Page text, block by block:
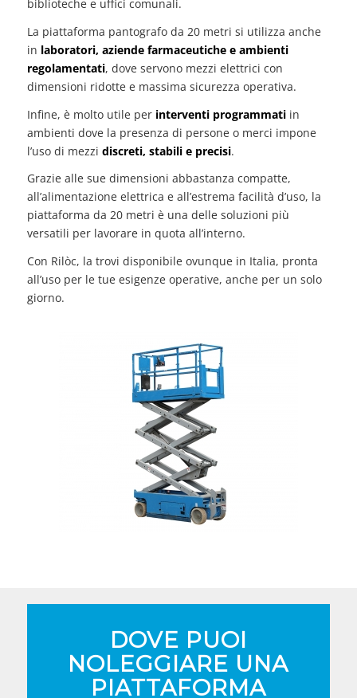
biblioteche e uffici comunali.
La piattaforma pantografo da 20 metri si utilizza anche
in laboratori, aziende farmaceutiche e ambienti
regolamentati, dove servono mezzi elettrici con
dimensioni ridotte e massima sicurezza operativa.
Infine, è molto utile per interventi programmatiin
ambienti dove la presenza di persone o merci impone
l’uso di mezzi discreti, stabili e precisi.
Grazie alle sue dimensioni abbastanza compatte,
all’alimentazione elettrica e all’estrema facilità d’uso, la
piattaforma da 20 metri è una delle soluzioni più
versatili per lavorare in quota all’interno.
Con Rilòc, la trovi disponibile ovunque in Italia, pronta
all’uso per le tue esigenze operative, anche per un solo
giorno.
DOVE PUOI
NOLEGGIARE UNA
PIATTAFORMA